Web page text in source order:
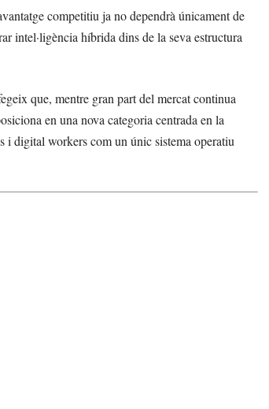
competitiu ja no dependrà únicament de
intel·ligència híbrida dins de la seva estructura
que, mentre gran part del mercat continua
en una nova categoria centrada en la
i digital workers com un únic sistema operatiu